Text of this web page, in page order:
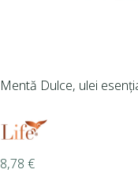
Mentă Dulce, ulei
8,78 €